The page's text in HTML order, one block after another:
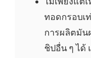
ทอดกรอบเ
การผลิตมัน
ชิปอื่น ๆ ได้